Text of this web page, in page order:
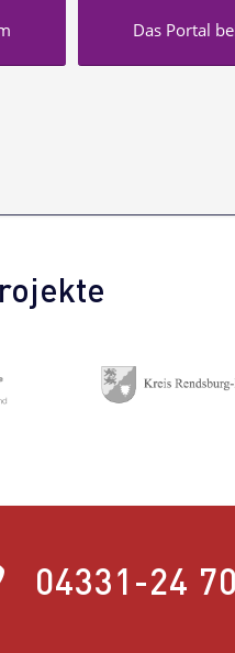
Das Portal
04331-24